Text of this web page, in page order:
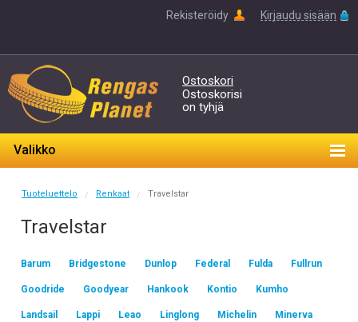
Rekisteröidy Kirjaudu sisään
Ostoskori
Ostoskorisi
on tyhjä
Valikko
Tuoteluettelo / Renkaat / Travelstar
Travelstar
Barum Bridgestone Dunlop Federal Fulda Fullrun
Goodride Goodyear Hankook Kontio Kumho
Landsail Lappi Leao Linglong Michelin Minerva